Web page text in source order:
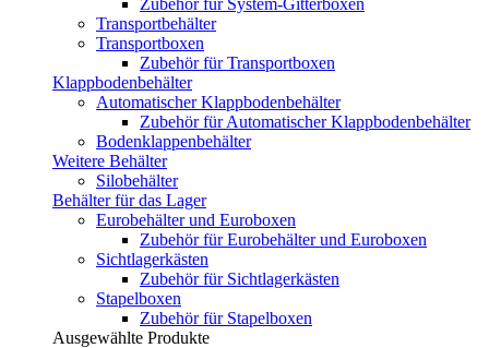
Zubehör für System-Gitterboxen
Transportbehälter
Transportboxen
Zubehör für Transportboxen
Klappbodenbehälter
Automatischer Klappbodenbehälter
Zubehör für Automatischer Klappbodenbehälter
Bodenklappenbehälter
Weitere Behälter
Silobehälter
Behälter für das Lager
Eurobehälter und Euroboxen
Zubehör für Eurobehälter und Euroboxen
Sichtlagerkästen
Zubehör für Sichtlagerkästen
Stapelboxen
Zubehör für Stapelboxen
Ausgewählte Produkte